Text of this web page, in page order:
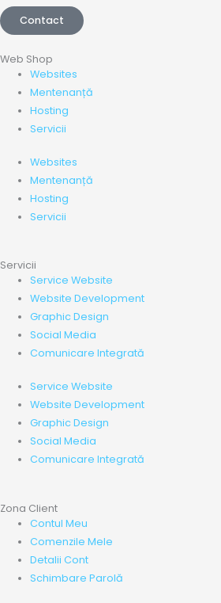
Contact
Web Shop
Websites
Mentenanță
Hosting
Servicii
Websites
Mentenanță
Hosting
Servicii
Servicii
Service Website
Website Development
Graphic Design
Social Media
Comunicare Integrată
Service Website
Website Development
Graphic Design
Social Media
Comunicare Integrată
Zona Client
Contul Meu
Comenzile Mele
Detalii Cont
Schimbare Parolă